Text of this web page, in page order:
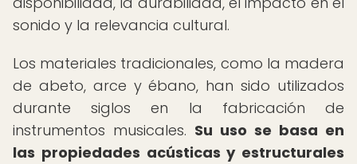
sonido y la relevancia cultural.
Los materiales tradicionales, como la madera
de abeto, arce y ébano, han sido utilizados
durante siglos en la fabricación de
instrumentos musicales. Su uso se basa en
las propiedades acústicas y estructurales